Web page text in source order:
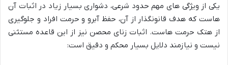
یکی از ویژگی های مهم حدود شرعی، دشواری بسیار زیاد در اثبات آن
هاست که هدف قانونگذار از آن، حفظ آبرو و حرمت افراد و جلوگیری
از هتک حرمت هاست. اثبات زنای محصن نیز از این قاعده مستثنی
نیست و نیازمند دلایل بسیار محکم و دقیق است: